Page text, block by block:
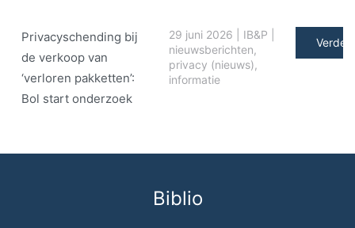
Privacyschending bij
de verkoop van
‘verloren pakketten’:
Bol start onderzoek
29 juni 2026 IB&P
nieuwsberichten,
privacy (nieuws),
informatie
Verder
Biblio